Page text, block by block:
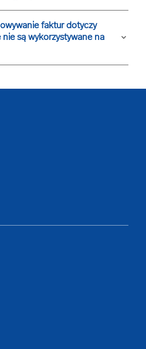
faktur dotyczy
są wykorzystywane na
keyboard_arrow_down